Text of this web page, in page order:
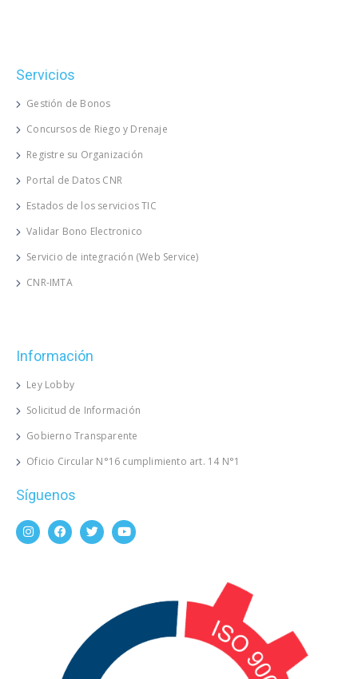
Servicios
Gestión de Bonos
Concursos de Riego y Drenaje
Registre su Organización
Portal de Datos CNR
Estados de los servicios TIC
Validar Bono Electronico
Servicio de integración (Web Service)
CNR-IMTA
Información
Ley Lobby
Solicitud de Información
Gobierno Transparente
Oficio Circular N°16 cumplimiento art. 14 N°1
Síguenos